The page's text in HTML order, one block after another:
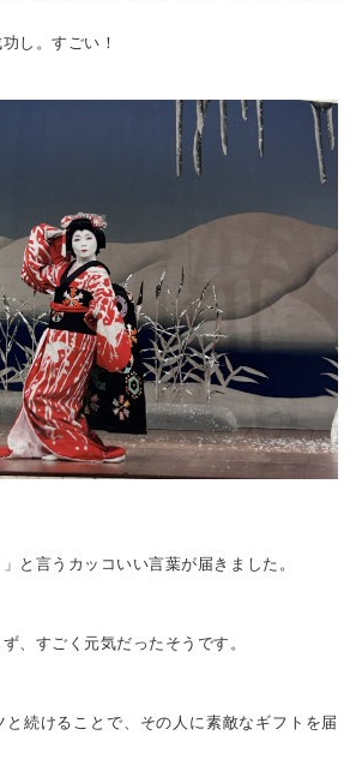
し。すごい！
と言うカッコいい言葉が届きました。
、すごく元気だったそうです。
と続けることで、その人に素敵なギフトを届